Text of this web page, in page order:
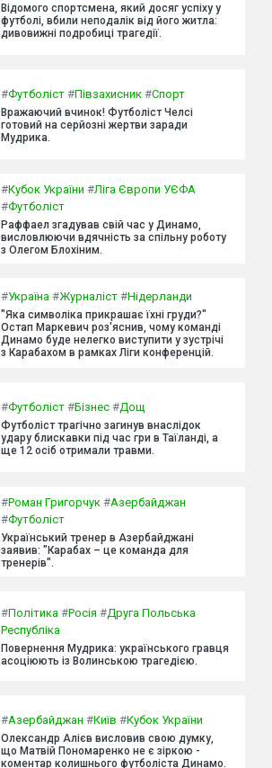
Відомого спортсмена, який досяг успіху у
футболі, вбили неподалік від його житла:
дивовижні подробиці трагедії.
#Футболіст #Півзахисник #Спорт
Вражаючий вчинок! Футболіст Челсі
готовий на серйозні жертви заради
Мудрика.
#Кубок України #Ліга Європи УЄФА
#Футболіст
Раффаел згадував свій час у Динамо,
висловлюючи вдячність за спільну роботу
з Олегом Блохіним.
#Україна #Журналіст #Нідерланди
"Яка символіка прикрашає їхні груди?"
Остап Маркевич роз'яснив, чому команді
Динамо буде нелегко виступити у зустрічі
з Карабахом в рамках Ліги конференцій.
#Футболіст #Бізнес #Дощ
Футболіст трагічно загинув внаслідок
удару блискавки під час гри в Таїланді, а
ще 12 осіб отримали травми.
#Роман Григорчук #Азербайджан
#Футболіст
Український тренер в Азербайджані
заявив: "Карабах – це команда для
тренерів".
#Політика #Росія #Друга Польська
Республіка
Повернення Мудрика: українського гравця
асоціюють із Волинською трагедією.
#Азербайджан #Київ #Кубок України
Олександр Алієв висловив свою думку,
що Матвій Пономаренко не є зіркою -
коментар колишнього футболіста Динамо.